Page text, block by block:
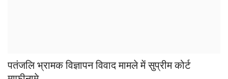
पतंजलि भ्रामक विज्ञापन विवाद मामले में सुप्रीम कोर्ट